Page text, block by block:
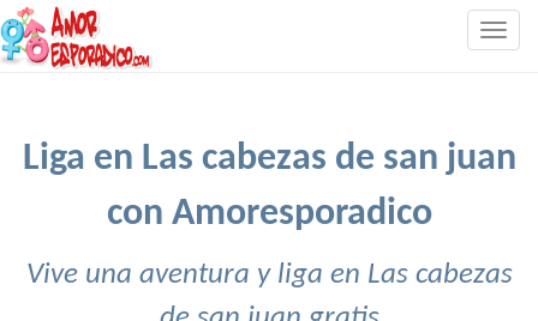
Liga en Las cabezas de san juan
con Amoresporadico
Vive una aventura y liga en Las cabezas